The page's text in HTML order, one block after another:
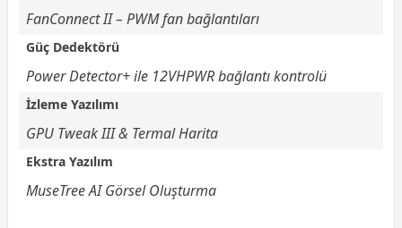
FanConnect II – PWM fan bağlantıları
Güç Dedektörü
Power Detector+ ile 12VHPWR bağlantı kontrolü
İzleme Yazılımı
GPU Tweak III & Termal Harita
Ekstra Yazılım
MuseTree AI Görsel Oluşturma